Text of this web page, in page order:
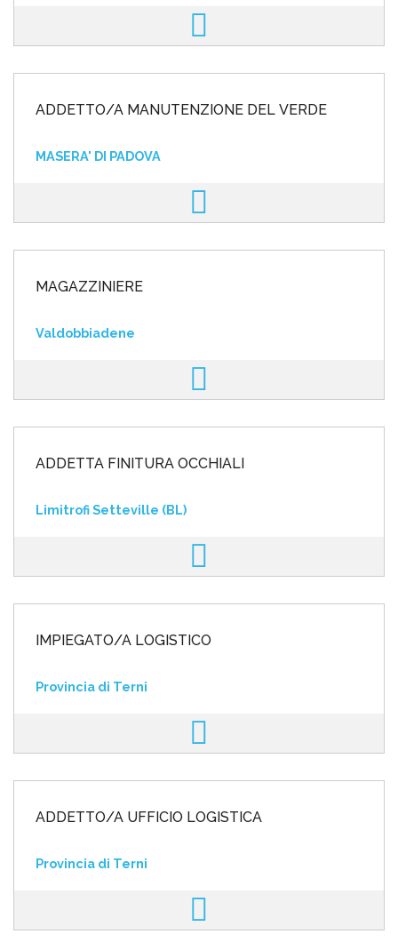
ADDETTO/A MANUTENZIONE DEL VERDE
MASERA' DI PADOVA
MAGAZZINIERE
Valdobbiadene
ADDETTA FINITURA OCCHIALI
Limitrofi Setteville (BL)
IMPIEGATO/A LOGISTICO
Provincia di Terni
ADDETTO/A UFFICIO LOGISTICA
Provincia di Terni